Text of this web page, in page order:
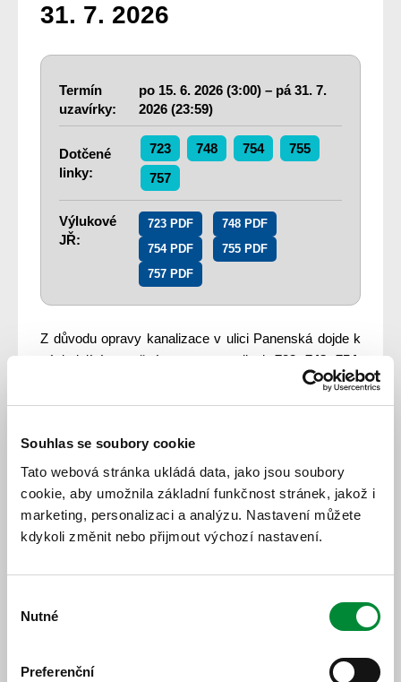
Souhlas se soubory cookie
Tato webová stránka ukládá data, jako jsou soubory
cookie, aby umožnila základní funkčnost stránek, jakož i
marketing, personalizaci a analýzu. Nastavení můžete
kdykoli změnit nebo přijmout výchozí nastavení.
souhlasu
Nutné
Preferenční
31. 7. 2026
Termín
uzavírky:
po 15. 6. 2026 (3:00) – pá31. 7.
2026 (23:59)
Dotčené
linky:
723 748 754
755
757
Výlukové
JŘ:
723 PDF
748 PDF
754 PDF
755 PDF
757 PDF
Z důvodu opravy kanalizace v ulici Panenská dojde k
následujícím změnám v provozu linek 723 748 754
poliklinika(ve směru od autobusového nádraží,
viz Vývěska níže).
ZastávkaTachov, poliklinikave směru na
autobusové nádraží zůstává v provozu beze
Vývěska: